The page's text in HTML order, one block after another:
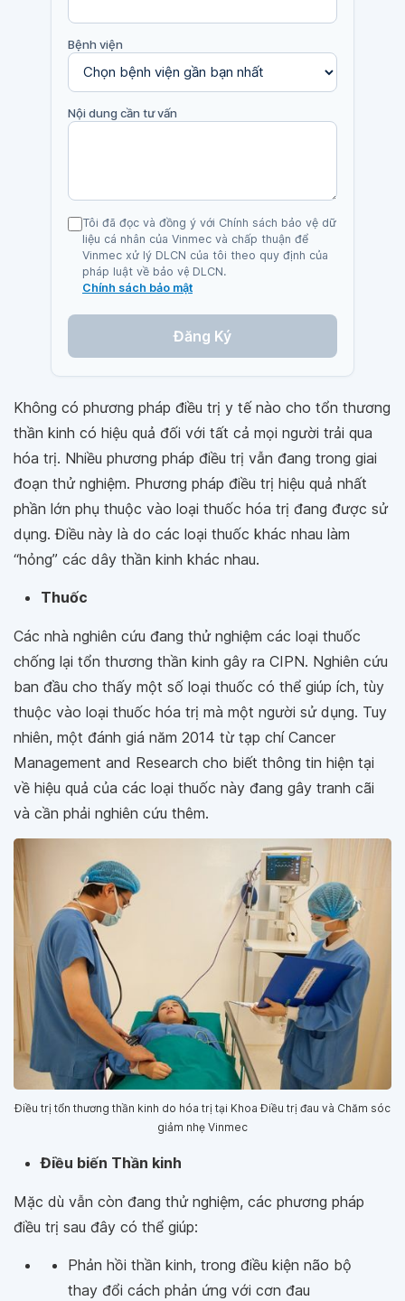
Bệnh viện
Nội dung cần tư vấn
Tôi đã đọc và đồng ý với Chính sách bảo vệ dữ
liệu cá nhân của Vinmec và chấp thuận để
Vinmec xử lý DLCN của tôi theo quy định của
pháp luật về bảo vệ DLCN.
Chính sách bảo mật
Đăng Ký
Không có phương pháp điều trị y tế nào cho tổn thương
thần kinh có hiệu quả đối với tất cả mọi người trải qua
hóa trị. Nhiều phương pháp điều trị vẫn đang trong giai
đoạn thử nghiệm. Phương pháp điều trị hiệu quả nhất
phần lớn phụ thuộc vào loại thuốc hóa trị đang được sử
dụng. Điều này là do các loại thuốc khác nhau làm
“hỏng” các dây thần kinh khác nhau.
Thuốc
Các nhà nghiên cứu đang thử nghiệm các loại thuốc
chống lại tổn thương thần kinh gây ra CIPN. Nghiên cứu
ban đầu cho thấy một số loại thuốc có thể giúp ích, tùy
thuộc vào loại thuốc hóa trị mà một người sử dụng. Tuy
nhiên, một đánh giá năm 2014 từ tạp chí Cancer
Management and Research cho biết thông tin hiện tại
về hiệu quả của các loại thuốc này đang gây tranh cãi
và cần phải nghiên cứu thêm.
Điều trị tổn thương thần kinh do hóa trị tại Khoa Điều trị đau và Chăm sóc
giảm nhẹ Vinmec
Điều biến Thần kinh
Mặc dù vẫn còn đang thử nghiệm, các phương pháp
điều trị sau đây có thể giúp:
Phản hồi thần kinh, trong điều kiện não bộ
thay đổi cách phản ứng với cơn đau